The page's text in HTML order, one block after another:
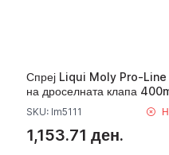
Спреј Liqui Moly Pro-Line
на дроселната клапа
SKU: lm5111
1,153.71 ден.